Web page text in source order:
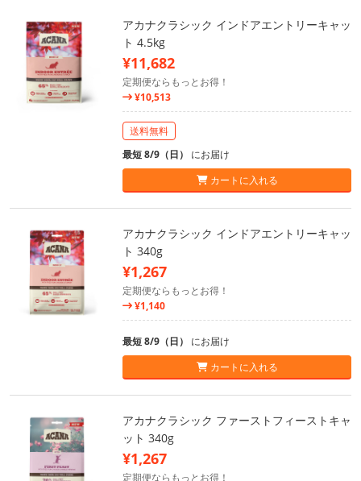
アカナクラシック インドアエントリーキャッ
ト 4.5kg
¥11,682
定期便ならもっとお得！
¥10,513
送料無料
最短 8/9（日） にお届け
カートに入れる
アカナクラシック インドアエントリーキャッ
ト 340g
¥1,267
定期便ならもっとお得！
¥1,140
最短 8/9（日） にお届け
カートに入れる
アカナクラシック ファーストフィーストキャ
ット 340g
¥1,267
定期便ならもっとお得！